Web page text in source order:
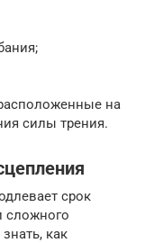
на
силы трения.
срок
сложного
как